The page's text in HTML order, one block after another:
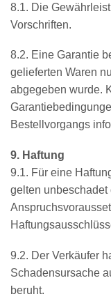
8.1. Die
Vorschriften.
8.2. Eine Garantie
gelieferten Waren
abgegeben wurde.
Bestellvorgangs
9. Haftung
9.1. Für eine
gelten
9.2. Der Verkäufer
Schadensursache
beruht.